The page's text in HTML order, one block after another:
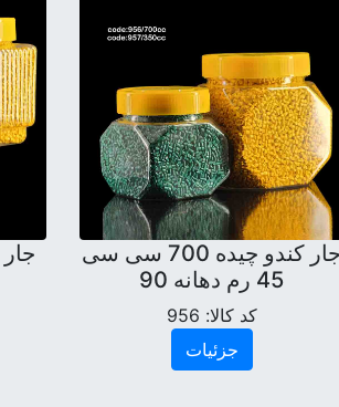
جار کندو چیده 700 سی سی
45 رم دهانه 90
کد کالا: 956
جزئیات